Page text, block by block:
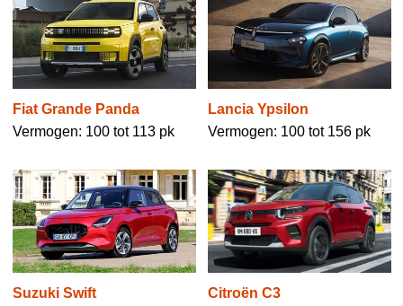
Fiat Grande Panda
Vermogen: 100 tot 113 pk
Lancia Ypsilon
Vermogen: 100 tot 156 pk
Suzuki Swift
Citroën C3